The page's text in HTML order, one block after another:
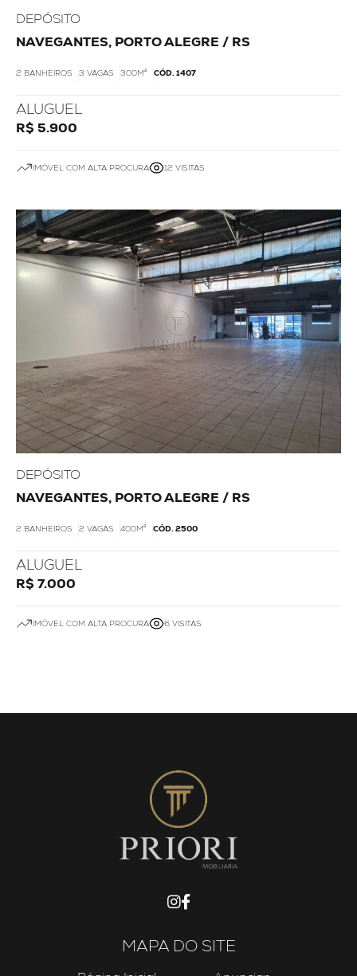
DEPÓSITO
NAVEGANTES, PORTO ALEGRE / RS
2 BANHEIROS 3 VAGAS 300M² CÓD. 1407
ALUGUEL
R$ 5.900
IMÓVEL COM ALTA PROCURA 12 VISITAS
DEPÓSITO
NAVEGANTES, PORTO ALEGRE / RS
2 BANHEIROS 2 VAGAS 400M² CÓD. 2500
ALUGUEL
R$ 7.000
IMÓVEL COM ALTA PROCURA 6 VISITAS
MAPA DO SITE